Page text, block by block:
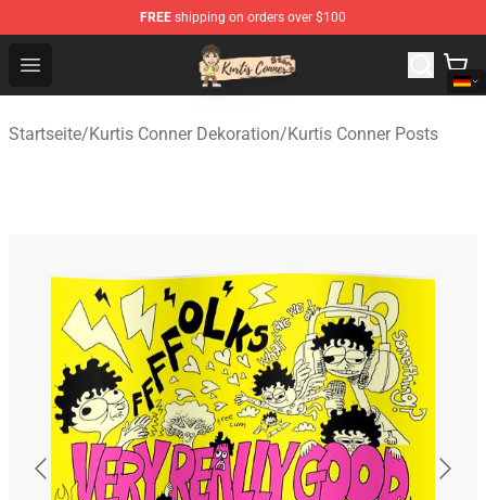
FREE shipping on orders over $100
Open menu
Kurtis Conner Store - Official Kurtis Conner Merchandise
Startseite/Kurtis Conner Dekoration/Kurtis Conner Posts